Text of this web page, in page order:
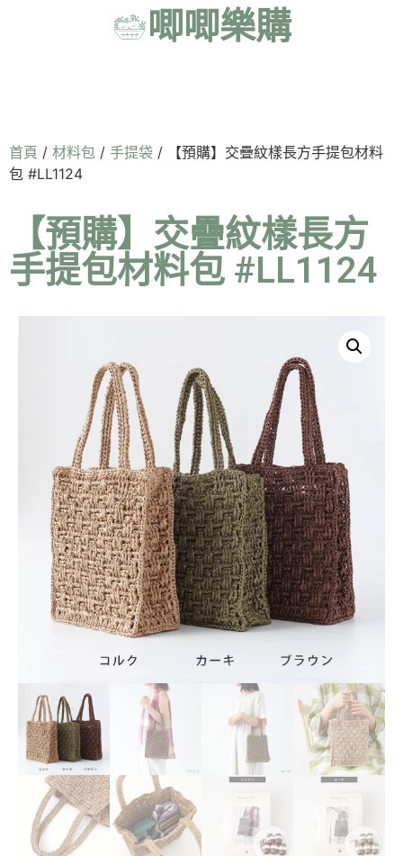
唧唧樂購
首頁 / 材料包 / 手提袋 / 【預購】交疊紋樣長方手提包材料
包 #LL1124
【預購】交疊紋樣長方
手提包材料包 #LL1124